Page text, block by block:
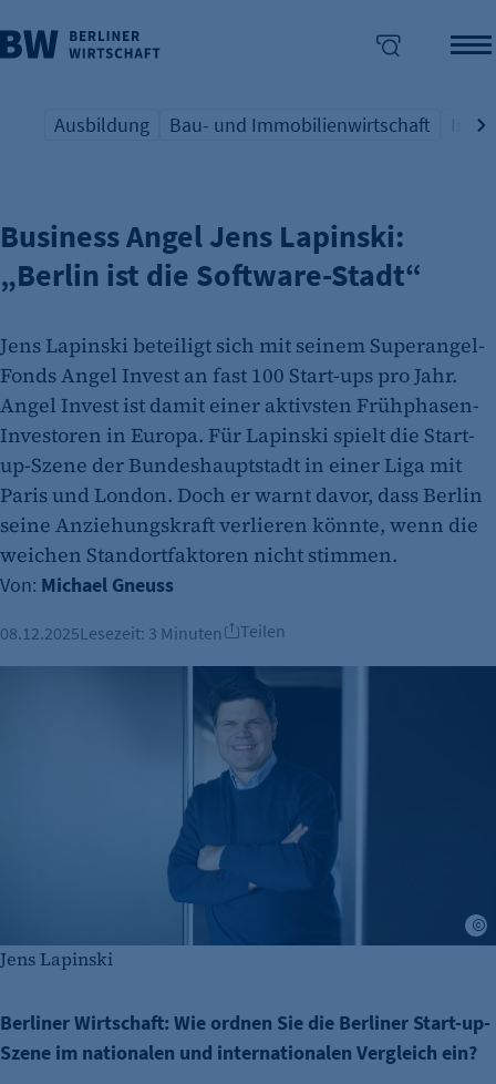
überspringen
Übersicht Schlagwort
Ausbildung
Übersicht Schlagwort
Bau- und Immobilienwirtschaft
START-UPS
Business Angel Jens Lapinski:
„Berlin ist die Software-Stadt“
Jens Lapinski beteiligt sich mit seinem Superangel-
Fonds Angel Invest an fast 100 Start-ups pro Jahr.
Angel Invest ist damit einer aktivsten Frühphasen-
Investoren in Europa. Für Lapinski spielt die Start-
up-Szene der Bundeshauptstadt in einer Liga mit
Paris und London. Doch er warnt davor, dass Berlin
seine Anziehungskraft verlieren könnte, wenn die
weichen Standortfaktoren nicht stimmen.
Von: Michael Gneuss
08.12.2025Lesezeit: 3 Minuten Teilen
Jens Lapinski
Berliner Wirtschaft: Wie ordnen Sie die Berliner Start-up-
Szene im nationalen und internationalen Vergleich ein?